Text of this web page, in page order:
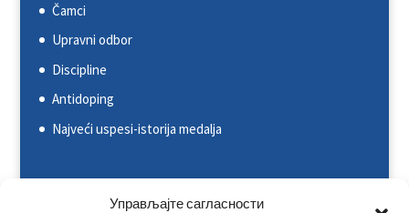
Управљајте сагласности
Čamci
Upravni odbor
Discipline
Antidoping
Najveći uspesi-istorija medalja
Svetska kajakaška federacija (ICF)